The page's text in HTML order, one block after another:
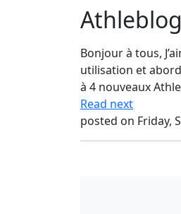
Bonjour à tous,
utilisation et
à 4 nouveaux
Read next
posted on Friday,